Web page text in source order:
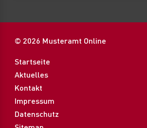
© 2026 Musteramt Online
Startseite
Aktuelles
Kontakt
Impressum
Datenschutz